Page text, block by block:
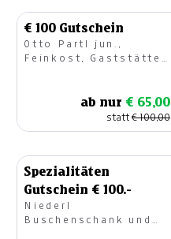
€ 100 Gutschein
Otto Partl jun.,
Feinkost, Gaststätte,
ab nur € 65,00
statt€ 100,00
Spezialitäten
Gutschein € 100.-
Niederl
Buschenschank und